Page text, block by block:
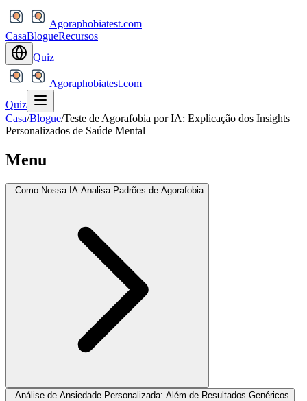
Agoraphobiatest.com
CasaBlogueRecursos
Quiz
Agoraphobiatest.com
Quiz
Casa/Blogue/Teste de Agorafobia por IA: Explicação dos Insights
Personalizados de Saúde Mental
Menu
Como Nossa IA Analisa Padrões de Agorafobia
Análise de Ansiedade Personalizada: Além de Resultados Genéricos